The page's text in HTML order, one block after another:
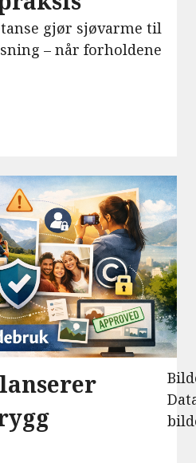
gjør sjøvarme til
– når forholdene